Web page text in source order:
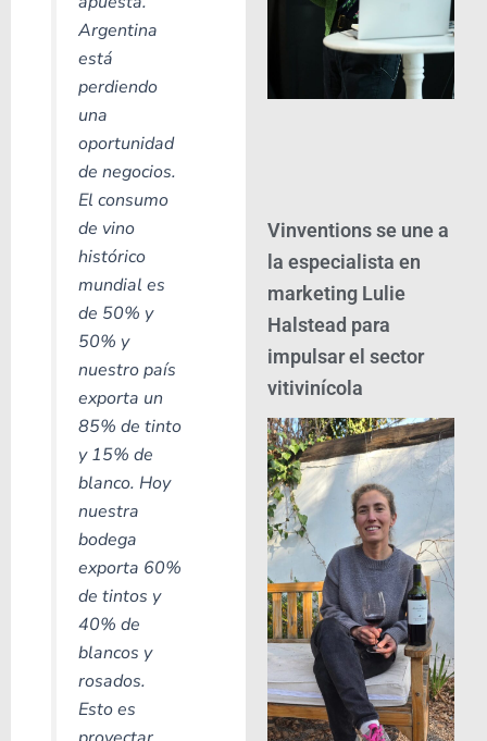
Argentina
está
perdiendo
una
oportunidad
de negocios.
El consumo
de vino
histórico
mundial es
de 50% y
50% y
nuestro país
exporta un
85% de tinto
y 15% de
blanco. Hoy
nuestra
bodega
exporta 60%
de tintos y
40% de
blancos y
rosados.
Esto es
Vinventions se une a
la especialista en
marketing Lulie
Halstead para
impulsar el sector
vitivinícola